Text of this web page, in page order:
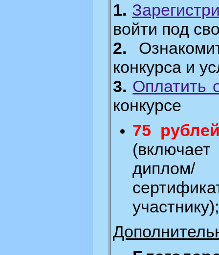
1.
войти под
2.
конкурса и
3. Оплатить
конкурсе
75
диплом/
участнику);